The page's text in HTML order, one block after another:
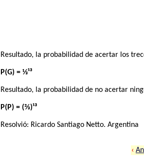
Resultado, la probabilidad de acertar los
P(G) = ⅓¹³
Resultado, la probabilidad de no acertar
P(P) = (⅔)¹³
Resolvió: Ricardo Santiago Netto. Argentina
‹